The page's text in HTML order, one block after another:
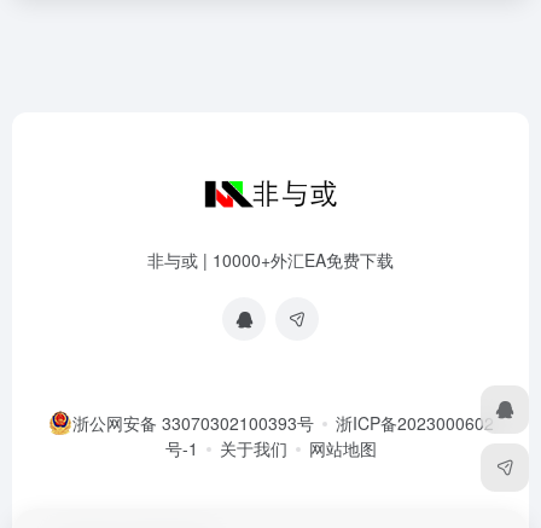
非与或 | 10000+外汇EA免费下载
浙公网安备 33070302100393号
浙ICP备2023000602
号-1
关于我们 网站地图